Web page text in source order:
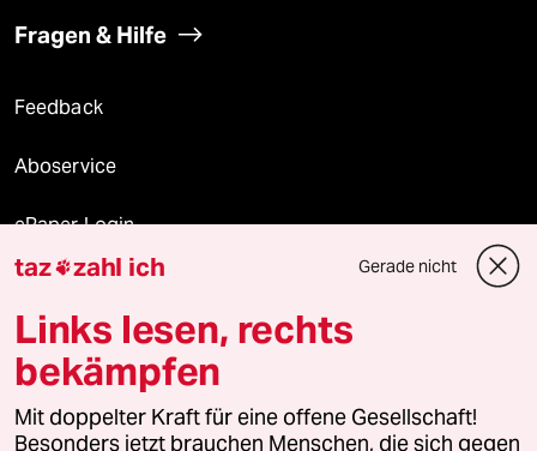
Fragen & Hilfe
Feedback
Aboservice
ePaper Login
Downloads für Abonnierende
© 2026 taz Verlags und Vertriebs GmbH
Alle Rechte vorbehalten. Bei rechtlichen Fragen oder für Genehmigungen
wenden Sie sich bitte an
lizenzen@taz.de
taz zahl ich Gerade nicht
Links lesen, rechts
bekämpfen
Mit doppelter Kraft für eine offene Gesellschaft!
Besonders jetzt brauchen Menschen, die sich gegen